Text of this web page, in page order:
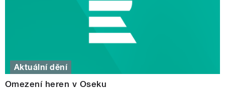
Aktuální dění
Omezení heren v Oseku